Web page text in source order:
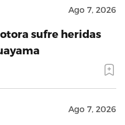
Ago 7, 2026
sufre heridas
Ago 7, 2026